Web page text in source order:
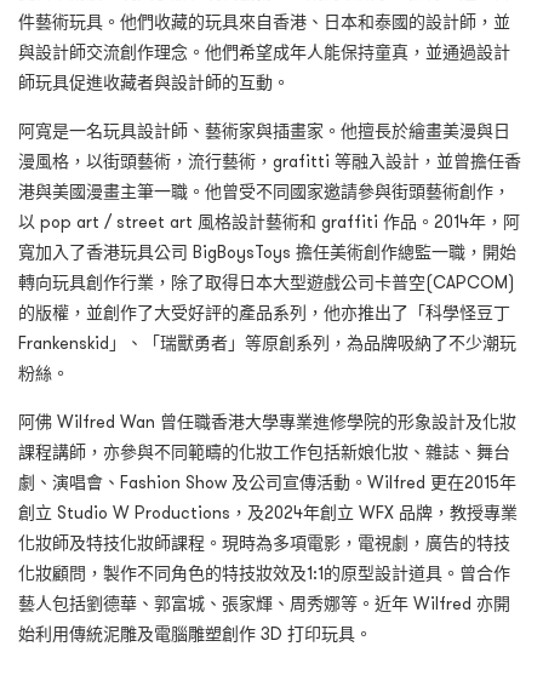
件藝術玩具。他們收藏的玩具來自香港、日本和泰國的設計師，並
與設計師交流創作理念。他們希望成年人能保持童真，並通過設計
師玩具促進收藏者與設計師的互動。
阿寬是一名玩具設計師、藝術家與插畫家。他擅長於繪畫美漫與日
漫風格，以街頭藝術，流行藝術，grafitti 等融入設計，並曾擔任香
港與美國漫畫主筆一職。他曾受不同國家邀請參與街頭藝術創作，
以 pop art / street art 風格設計藝術和 graffiti 作品。2014年，阿
寬加入了香港玩具公司 BigBoysToys 擔任美術創作總監一職，開始
轉向玩具創作行業，除了取得日本大型遊戲公司卡普空(CAPCOM)
的版權，並創作了大受好評的產品系列，他亦推出了「科學怪豆丁
Frankenskid」、「瑞獸勇者」等原創系列，為品牌吸納了不少潮玩
粉絲。
阿佛 Wilfred Wan 曾任職香港大學專業進修學院的形象設計及化妝
課程講師，亦參與不同範疇的化妝工作包括新娘化妝、雜誌、舞台
劇、演唱會、Fashion Show 及公司宣傳活動。Wilfred 更在2015年
創立 Studio W Productions，及2024年創立 WFX 品牌，教授專業
化妝師及特技化妝師課程。現時為多項電影，電視劇，廣告的特技
化妝顧問，製作不同角色的特技妝效及1:1的原型設計道具。曾合作
藝人包括劉德華、郭富城、張家輝、周秀娜等。近年 Wilfred 亦開
始利用傳統泥雕及電腦雕塑創作 3D 打印玩具。